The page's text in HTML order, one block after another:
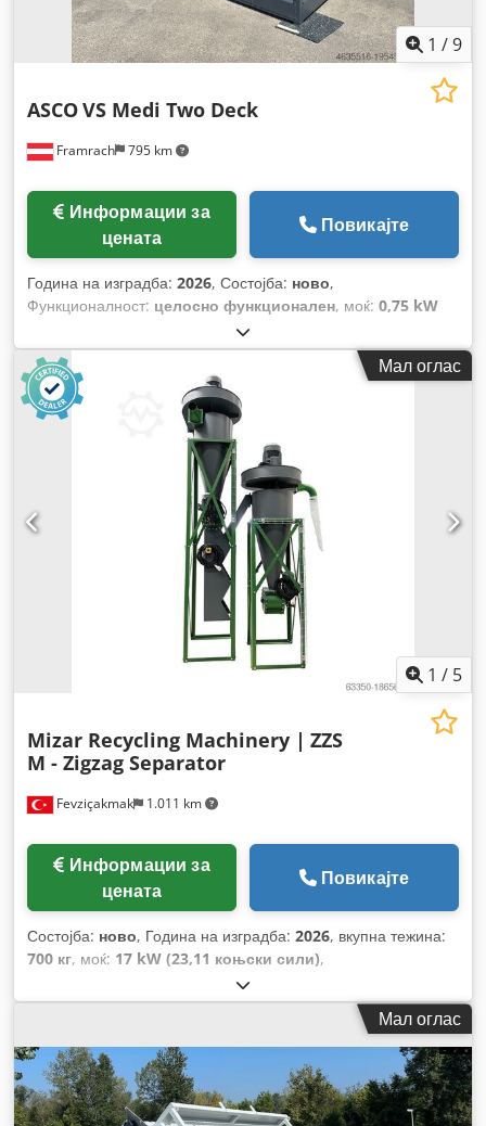
1 /9
Framrach 795 km
ASCOVS Medi Two Deck
цената
Повикајте
Година на изградба: 2026, Состојба: ново,
Функционалност: целосно функционален, моќ: 0,75 kW
, вкупна тежина:
должина:1.560 мм, вкупна ширина:2.540 мм, вкупна
висина:
, висина на просторот за товарење:2.130
мм, влезен напон: 400 V, Опрема:
податоци, документација / прирачник, итно стопирање
Мал оглас
1 / 5
Fevziçakmak 1.011 km
Mizar Recycling Machinery | ZZS
M - Zigzag Separator
цената
Повикајте
Состојба: ново, Година на изградба: 2026, вкупна тежина:
700 кг, моќ: 17 kW (23,11 коњски сили),
Мал оглас